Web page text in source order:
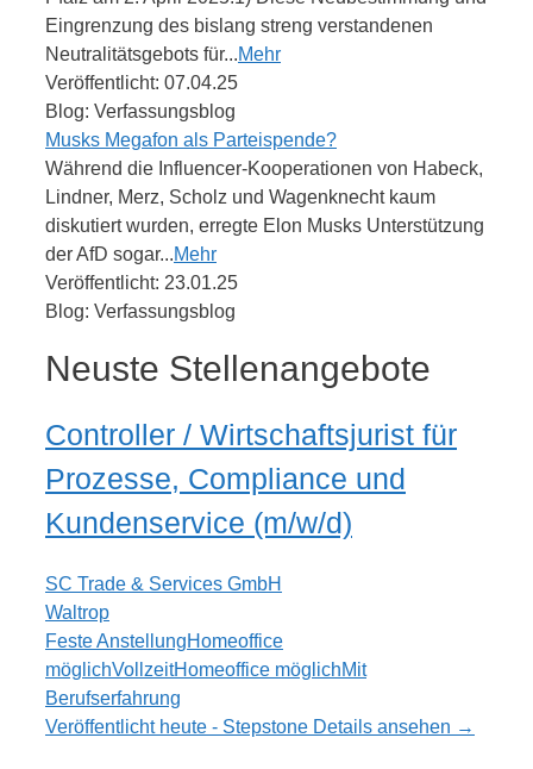
Eingrenzung des bislang streng verstandenen
Neutralitätsgebots für...Mehr
Veröffentlicht: 07.04.25
Blog: Verfassungsblog
Musks Megafon als Parteispende?
Während die Influencer-Kooperationen von Habeck,
Lindner, Merz, Scholz und Wagenknecht kaum
diskutiert wurden, erregte Elon Musks Unterstützung
der AfD sogar...Mehr
Veröffentlicht: 23.01.25
Blog: Verfassungsblog
Neuste Stellenangebote
Controller / Wirtschaftsjurist für
Prozesse, Compliance und
Kundenservice (m/w/d)
SC Trade & Services GmbH
Waltrop
Feste AnstellungHomeoffice
möglichVollzeitHomeoffice möglichMit
Berufserfahrung
Veröffentlicht heute - Stepstone Details ansehen →